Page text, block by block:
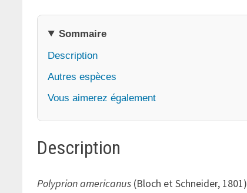
Sommaire
Description
Autres espèces
Vous aimerez également
Description
Polyprion americanus (Bloch et Schneider, 1801)